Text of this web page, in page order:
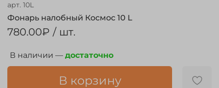
арт. 10L
Фонарь налобный Космос 10 L
780.00₽ / шт.
В наличии — достаточно
В корзину